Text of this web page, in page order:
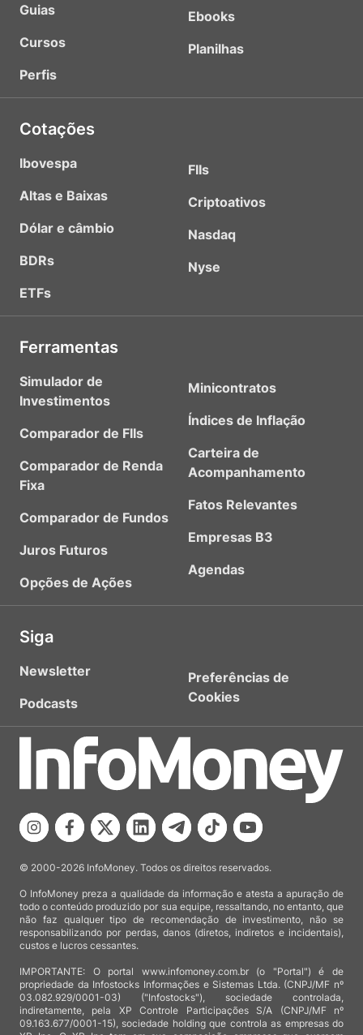
Guias
Cursos
Perfis
Ebooks
Planilhas
Cotações
Ibovespa
Altas e Baixas
Dólar e câmbio
BDRs
ETFs
FIIs
Criptoativos
Nasdaq
Nyse
Ferramentas
Simulador de
Investimentos
Comparador de FIIs
Comparador de Renda
Fixa
Comparador de Fundos
Juros Futuros
Opções de Ações
Minicontratos
Índices de Inflação
Carteira de
Acompanhamento
Fatos Relevantes
Empresas B3
Agendas
Siga
Newsletter
Podcasts
Preferências de
Cookies
© 2000-2026 InfoMoney. Todos os direitos reservados.
O InfoMoney preza a qualidade da informação e atesta a apuração de
todo o conteúdo produzido por sua equipe, ressaltando, no entanto, que
não faz qualquer tipo de recomendação de investimento, não se
responsabilizando por perdas, danos (diretos, indiretos e incidentais),
custos e lucros cessantes.
IMPORTANTE: O portal www.infomoney.com.br (o "Portal") é de
propriedade da Infostocks Informações e Sistemas Ltda. (CNPJ/MF nº
03.082.929/0001-03) ("Infostocks"), sociedade controlada,
indiretamente, pela XP Controle Participações S/A (CNPJ/MF nº
09.163.677/0001-15), sociedade holding que controla as empresas do